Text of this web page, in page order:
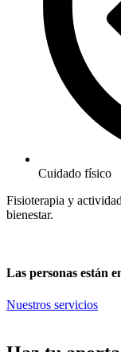
Cuidado físico
Fisioterapia y
bienestar.
Las personas están
Nuestros servicios